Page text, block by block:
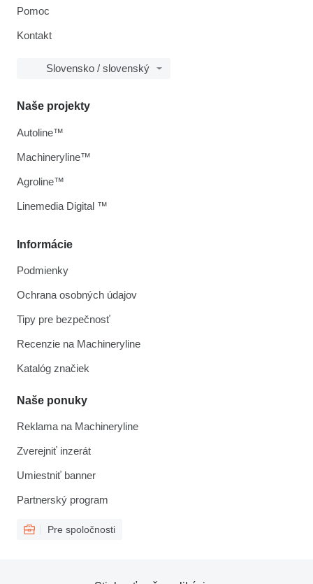
Pomoc
Kontakt
Slovensko / slovenský
Informácie
Podmienky
Ochrana osobných údajov
Tipy pre bezpečnosť
Recenzie na Machineryline
Katalóg značiek
Naše ponuky
Reklama na Machineryline
Zverejniť inzerát
Umiestniť banner
Partnerský program
Pre spoločnosti
Naše projekty
Autoline™
Machineryline™
Agroline™
Linemedia Digital ™